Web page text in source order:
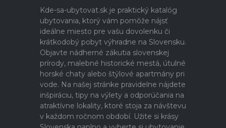
Kde-sa-ubytovat.sk je praktický katalóg
ubytovania, ktorý vám pomôže nájsť
ideálne miesto pre vašu dovolenku či
krátkodobý pobyt výhradne na Slovensku.
Objavte nádherné zákutia slovenskej
prírody, malebné historické mestá, útulné
horské chaty alebo štýlové apartmány pri
vode. Na našej stránke pravidelne nájdete
inšpiráciu, tipy na výlety a odporúčania na
atraktívne lokality, ktoré stoja za návštevu
v každom ročnom období. Užite si krásy